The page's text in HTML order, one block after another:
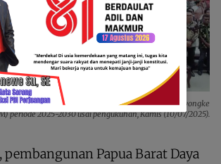
peserta kegiatan pengukuhan Badan Pengurus Kwongke
periode 2025-2030 usai pengukuhan, Kamis (10/07/2025).
pembangunan Papua Barat Daya